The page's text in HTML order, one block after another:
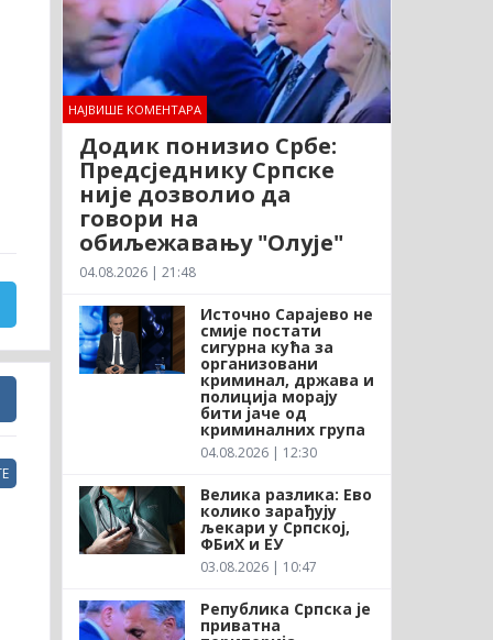
НАЈВИШЕ КОМЕНТАРА
Додик понизио Србе:
Предсједнику Српске
није дозволио да
говори на
обиљежавању "Олује"
04.08.2026 | 21:48
Источно Сарајево не
смије постати
сигурна кућа за
организовани
криминал, држава и
полиција морају
бити јаче од
криминалних група
04.08.2026 | 12:30
Велика разлика: Ево
колико зарађују
љекари у Српској,
ФБиХ и ЕУ
03.08.2026 | 10:47
Република Српска је
приватна